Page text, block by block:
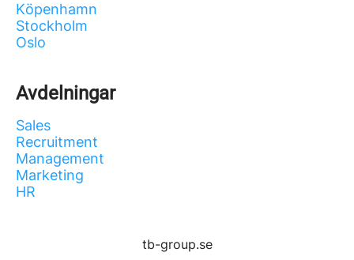
Köpenhamn
Stockholm
Oslo
Avdelningar
Sales
Recruitment
Management
Marketing
HR
tb-group.se